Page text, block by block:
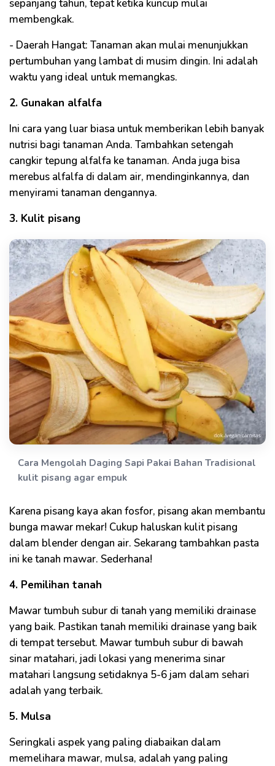
sepanjang tahun, tepat ketika kuncup mulai
membengkak.
- Daerah Hangat: Tanaman akan mulai menunjukkan
pertumbuhan yang lambat di musim dingin. Ini adalah
waktu yang ideal untuk memangkas.
2. Gunakan alfalfa
Ini cara yang luar biasa untuk memberikan lebih banyak
nutrisi bagi tanaman Anda. Tambahkan setengah
cangkir tepung alfalfa ke tanaman. Anda juga bisa
merebus alfalfa di dalam air, mendinginkannya, dan
menyirami tanaman dengannya.
3. Kulit pisang
Cara Mengolah Daging Sapi Pakai Bahan Tradisional
kulit pisang agar empuk
Karena pisang kaya akan fosfor, pisang akan membantu
bunga mawar mekar! Cukup haluskan kulit pisang
dalam blender dengan air. Sekarang tambahkan pasta
ini ke tanah mawar. Sederhana!
4. Pemilihan tanah
Mawar tumbuh subur di tanah yang memiliki drainase
yang baik. Pastikan tanah memiliki drainase yang baik
di tempat tersebut. Mawar tumbuh subur di bawah
sinar matahari, jadi lokasi yang menerima sinar
matahari langsung setidaknya 5-6 jam dalam sehari
adalah yang terbaik.
5. Mulsa
Seringkali aspek yang paling diabaikan dalam
memelihara mawar, mulsa, adalah yang paling